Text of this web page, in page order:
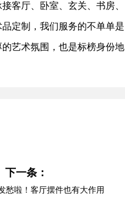
客厅、卧室、玄关、书房、
定制，我们服务的不单单是
艺术氛围，也是标榜身份地
下一条：
愁啦！客厅摆件也有大作用